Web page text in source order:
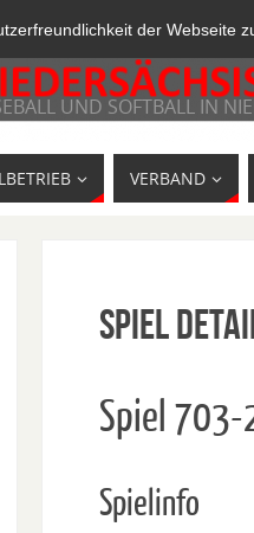
der Webseite
UND SOFTBALL IN
VERBAND
Spiel
Spiel 703-
Spielinfo